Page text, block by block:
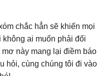
chắc hẳn sẽ khiến mọi
ai muốn phải đối
này mang lại điềm báo
hỏi, cùng chúng tôi đi vào